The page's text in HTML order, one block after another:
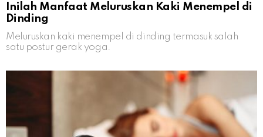
Inilah Manfaat Meluruskan Kaki Menempel di
Dinding
Meluruskan kaki menempel di dinding termasuk salah
satu postur gerak yoga.